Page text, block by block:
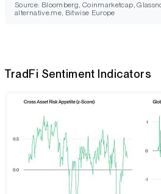
Source: Bloomberg, Coinmarketcap,
alternative.me, Bitwise Europe
TradFi Sentiment Indicators